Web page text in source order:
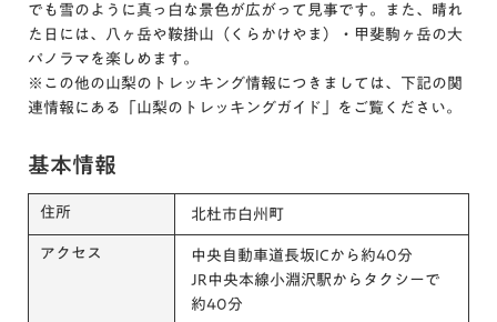
でも雪のように真っ白な景色が広がって見事です。また、晴れ
た日には、八ヶ岳や鞍掛山（くらかけやま）・甲斐駒ヶ岳の大
パノラマを楽しめます。
※この他の山梨のトレッキング情報につきましては、下記の関
連情報にある「山梨のトレッキングガイド」をご覧ください。
基本情報
住所 北杜市白州町
アクセス
中央自動車道長坂ICから約40分
JR中央本線小淵沢駅からタクシーで
約40分